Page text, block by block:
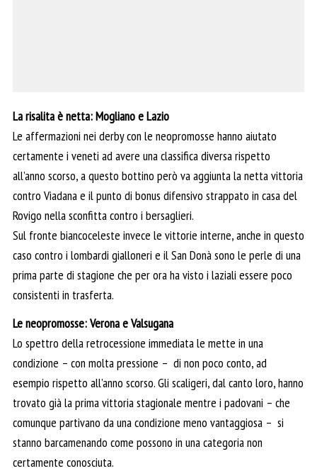
La risalita è netta: Mogliano e Lazio
Le affermazioni nei derby con le neopromosse hanno aiutato
certamente i veneti ad avere una classifica diversa rispetto
all’anno scorso, a questo bottino però va aggiunta la netta vittoria
contro Viadana e il punto di bonus difensivo strappato in casa del
Rovigo nella sconfitta contro i bersaglieri.
Sul fronte biancoceleste invece le vittorie interne, anche in questo
caso contro i lombardi gialloneri e il San Donà sono le perle di una
prima parte di stagione che per ora ha visto i laziali essere poco
consistenti in trasferta.
Le neopromosse: Verona e Valsugana
Lo spettro della retrocessione immediata le mette in una
condizione – con molta pressione – di non poco conto, ad
esempio rispetto all’anno scorso. Gli scaligeri, dal canto loro, hanno
trovato già la prima vittoria stagionale mentre i padovani – che
comunque partivano da una condizione meno vantaggiosa – si
stanno barcamenando come possono in una categoria non
certamente conosciuta.